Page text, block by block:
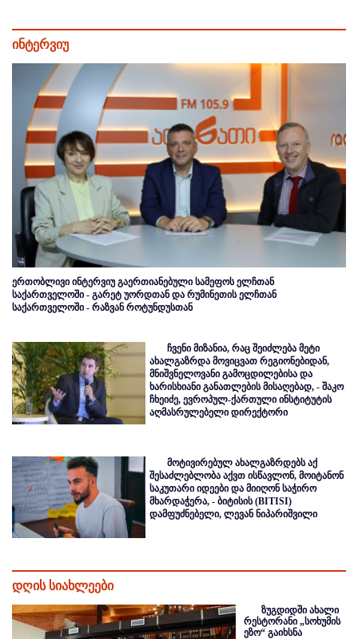
ინტერვიუ
ერთობლივი ინტერვიუ გაერთიანებული სამეფოს ელჩთან
საქართველოში - გარეტ უორდთან და რუმინეთის ელჩთან
საქართველოში - რაზვან როტუნდუსთან
ჩვენი მიზანია, რაც შეიძლება მეტი
ახალგაზრდა მოვიცვათ რეგიონებიდან,
მნიშვნელოვანი გამოცდილებისა და
ხარისხიანი განათლების მისაღებად, - შაკო
ჩხეიძე, ევროპულ-ქართული ინსტიტუტის
აღმასრულებელი დირექტორი
მოტივირებულ ახალგაზრდებს აქ
შესაძლებლობა აქვთ ისწავლონ, მოიტანონ
საკუთარი იდეები და მიიღონ საჭირო
მხარდაჭერა, - ბიტისის (BITISI)
დამფუძნებელი, ლევან ნიპარიშვილი
დღის სიახლეები
ზუგდიდში ახალი
რესტორანი „სოხუმის
ეზო“ გაიხსნა